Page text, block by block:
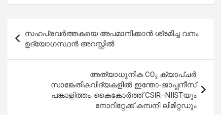
ce
o
o
at
A
p
tt ail ar
e
navigation
സഹപ്രവർത്തകയെ അപമാനിക്കാൻ ശ്രമിച്ച വനം
ഉദ്യോഗസ്ഥൻ അറസ്റ്റിൽ
അത്യാധുനിക CO₂ ക്യാപ്‌ചർ
സാങ്കേതികവിദ്യകളിൽ ഇന്തോ-ജാപ്പനീസ്
പങ്കാളിത്തം; കൈകോർത്ത് CSIR–NIISTയും
നോറിറ്റേക്ക് കമ്പനി ലിമിറ്റഡും